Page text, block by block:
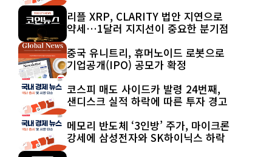
리플 XRP, CLARITY 법안 지연으로
약세…1달러 지지선이 중요한 분기점
중국 유니트리, 휴머노이드 로봇으로
기업공개(IPO) 공모가 확정
코스피 매도 사이드카 발령 24번째,
샌디스크 실적 하락에 따른 투자 경고
메모리 반도체 ‘3인방’ 주가, 마이크론
강세에 삼성전자와 SK하이닉스 하락